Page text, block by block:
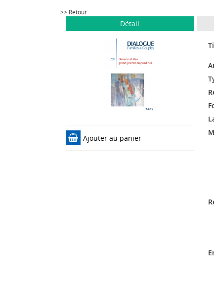
>> Retour
Détail
Ajouter au panier